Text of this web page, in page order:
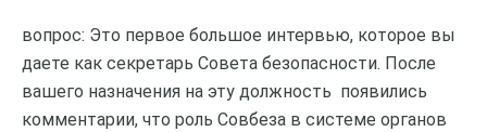
вопрос: Это первое большое интервью, которое вы
даете как секретарь Совета безопасности. После
вашего назначения на эту должность появились
комментарии, что роль Совбеза в системе органов